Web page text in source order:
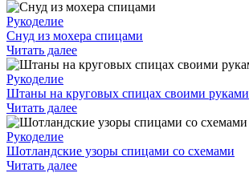
Рукоделие
Снуд из мохера спицами
Читать далее
Рукоделие
Штаны на круговых спицах своими руками
Читать далее
Рукоделие
Шотландские узоры спицами со схемами
Читать далее